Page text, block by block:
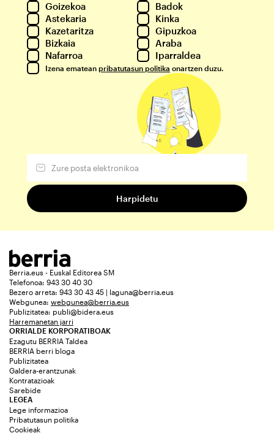
Goizekoa
Badok
Astekaria
Kinka
Kazetaritza
Gipuzkoa
Bizkaia
Araba
Nafarroa
Iparraldea
Izena ematean pribatutasun politika onartzen duzu.
Berria.eus - Euskal Editorea SM
Telefonoa: 943 30 40 30
Bezero arreta: 943 30 43 45 | laguna@berria.eus
Webgunea: webgunea@berria.eus
Publizitatea: publi@bidera.eus
Harremanetan jarri
ORRIALDE KORPORATIBOAK
Ezagutu BERRIA Taldea
BERRIA berri bloga
Publizitatea
Galdera-erantzunak
Kontratazioak
Sarebide
LEGEA
Lege informazioa
Pribatutasun politika
Cookieak